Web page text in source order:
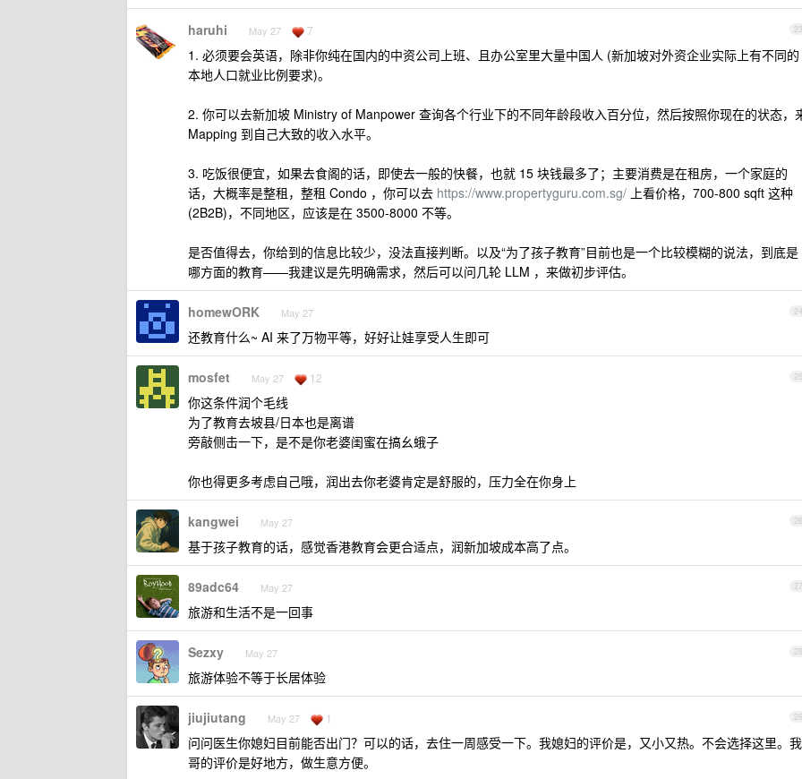
23
haruhi May 27 7
1. 必须要会英语，除非你纯在国内的中资公司上班、且办公室里大量中国人 (新加坡对外资企业实际上有不同的
本地人口就业比例要求)。
2. 你可以去新加坡 Ministry of Manpower 查询各个行业下的不同年龄段收入百分位，然后按照你现在的状态，
Mapping 到自己大致的收入水平。
3. 吃饭很便宜，如果去食阁的话，即使去一般的快餐，也就 15 块钱最多了；主要消费是在租房，一个家庭的
话，大概率是整租，整租 Condo ，你可以去 https://www.propertyguru.com.sg/ 上看价格，700-800 sqft 这种
(2B2B)，不同地区，应该是在 3500-8000 不等。
是否值得去，你给到的信息比较少，没法直接判断。以及“为了孩子教育”目前也是一个比较模糊的说法，到底是
哪方面的教育——我建议是先明确需求，然后可以问几轮 LLM ，来做初步评估。
24
homewORK May 27
还教育什么~ AI 来了万物平等，好好让娃享受人生即可
25
mosfet May 27 12
你这条件润个毛线
为了教育去坡县/日本也是离谱
旁敲侧击一下，是不是你老婆闺蜜在搞幺蛾子
你也得更多考虑自己哦，润出去你老婆肯定是舒服的，压力全在你身上
26
kangwei May 27
基于孩子教育的话，感觉香港教育会更合适点，润新加坡成本高了点。
27
89adc64 May 27
旅游和生活不是一回事
28
Sezxy May 27
旅游体验不等于长居体验
29
jiujiutang May 27 1
问问医生你媳妇目前能否出门？可以的话，去住一周感受一下。我媳妇的评价是，又小又热。不会选择这里。我
哥的评价是好地方，做生意方便。